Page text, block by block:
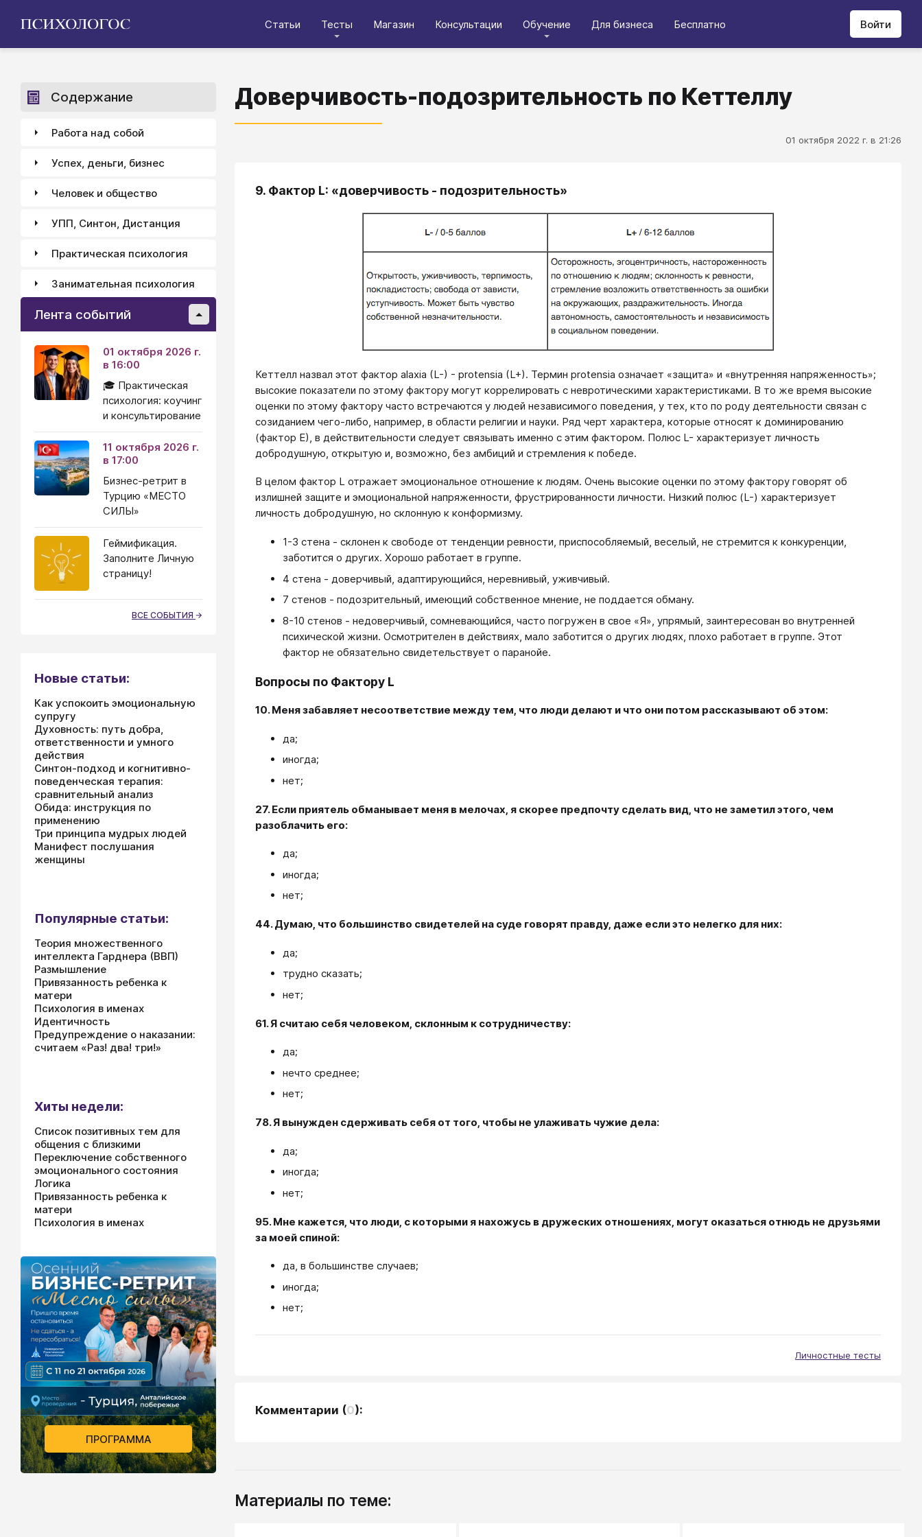
Статьи Тесты Магазин Консультации Обучение Для бизнеса Бесплатно Войти
Доверчивость-подозрительность по Кеттеллу
01 октября 2022 г. в 21:26
9. Фактор L: «доверчивость - подозрительность»
Кеттелл назвал этот фактор alaxia (L-) - protensia (L+). Термин protensia означает «защита» и «внутренняя напряженность»;
высокие показатели по этому фактору могут коррелировать с невротическими характеристиками. В то же время высокие
оценки по этому фактору часто встречаются у людей независимого поведения, у тех, кто по роду деятельности связан с
созиданием чего-либо, например, в области религии и науки. Ряд черт характера, которые относят к доминированию
(фактор Е), в действительности следует связывать именно с этим фактором. Полюс L- характеризует личность
добродушную, открытую и, возможно, без амбиций и стремления к победе.
В целом фактор L отражает эмоциональное отношение к людям. Очень высокие оценки по этому фактору говорят об
излишней защите и эмоциональной напряженности, фрустрированности личности. Низкий полюс (L-) характеризует
личность добродушную, но склонную к конформизму.
1-3 стена - склонен к свободе от тенденции ревности, приспособляемый, веселый, не стремится к конкуренции,
заботится о других. Хорошо работает в группе.
4 стена - доверчивый, адаптирующийся, неревнивый, уживчивый.
7 стенов - подозрительный, имеющий собственное мнение, не поддается обману.
8-10 стенов - недоверчивый, сомневающийся, часто погружен в свое «Я», упрямый, заинтересован во внутренней
психической жизни. Осмотрителен в действиях, мало заботится о других людях, плохо работает в группе. Этот
фактор не обязательно свидетельствует о паранойе.
Вопросы по Фактору L
10. Меня забавляет несоответствие между тем, что люди делают и что они потом рассказывают об этом:
да;
иногда;
нет;
27. Если приятель обманывает меня в мелочах, я скорее предпочту сделать вид, что не заметил этого, чем
разоблачить его:
да;
иногда;
нет;
44. Думаю, что большинство свидетелей на суде говорят правду, даже если это нелегко для них:
да;
трудно сказать;
нет;
61. Я считаю себя человеком, склонным к сотрудничеству:
да;
нечто среднее;
нет;
78. Я вынужден сдерживать себя от того, чтобы не улаживать чужие дела:
да;
иногда;
нет;
95. Мне кажется, что люди, с которыми я нахожусь в дружеских отношениях, могут оказаться отнюдь не друзьями
за моей спиной:
да, в большинстве случаев;
иногда;
нет;
Личностные тесты
Комментарии (0):
Материалы по теме:
Содержание
Работа над собой
Успех, деньги, бизнес
Человек и общество
УПП, Синтон, Дистанция
Практическая психология
Занимательная психология
Лента событий
01 октября 2026 г.
в 16:00
🎓 Практическая
психология: коучинг
и консультирование
11 октября 2026 г.
в 17:00
Бизнес-ретрит в
Турцию «МЕСТО
СИЛЫ»
Геймификация.
Заполните Личную
страницу!
ВСЕ СОБЫТИЯ
Новые статьи:
Как успокоить эмоциональную
супругу
Духовность: путь добра,
ответственности и умного
действия
Синтон-подход и когнитивно-
поведенческая терапия:
сравнительный анализ
Обида: инструкция по
применению
Три принципа мудрых людей
Манифест послушания
женщины
Популярные статьи:
Теория множественного
интеллекта Гарднера (ВВП)
Размышление
Привязанность ребенка к
матери
Психология в именах
Идентичность
Предупреждение о наказании:
считаем «Раз! два! три!»
Хиты недели:
Список позитивных тем для
общения с близкими
Переключение собственного
эмоционального состояния
Логика
Привязанность ребенка к
матери
Психология в именах
ПРОГРАММА